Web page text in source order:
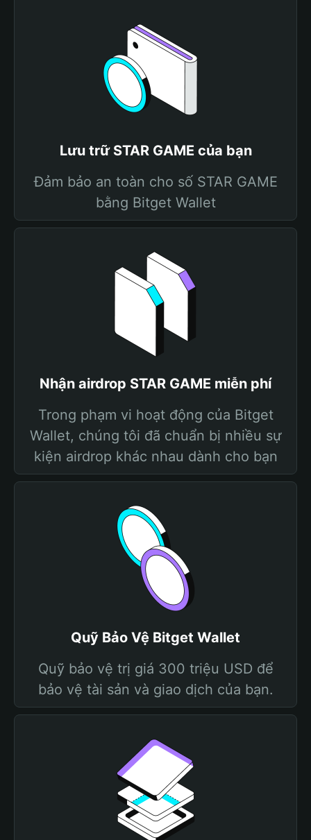
Lưu trữ STAR GAME của bạn
Đảm bảo an toàn cho số STAR GAME
bằng Bitget Wallet
Nhận airdrop STAR GAME miễn phí
Trong phạm vi hoạt động của Bitget
Wallet, chúng tôi đã chuẩn bị nhiều sự
kiện airdrop khác nhau dành cho bạn
Quỹ Bảo Vệ Bitget Wallet
Quỹ bảo vệ trị giá 300 triệu USD để
bảo vệ tài sản và giao dịch của bạn.